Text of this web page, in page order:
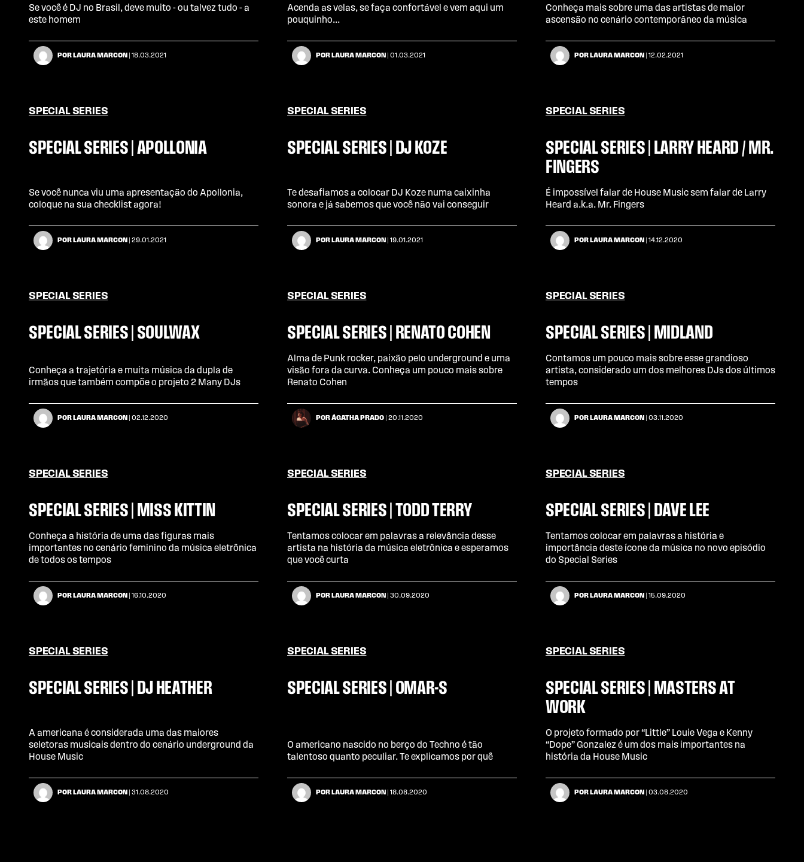
Se você é DJ no Brasil, deve muito - ou talvez tudo - a
este homem
POR LAURA MARCON | 18.03.2021
Acenda as velas, se faça confortável e vem aqui um
pouquinho...
POR LAURA MARCON | 01.03.2021
Conheça mais sobre uma das artistas de maior
ascensão no cenário contemporâneo da música
POR LAURA MARCON | 12.02.2021
SPECIAL SERIES
SPECIAL SERIES | APOLLONIA
Se você nunca viu uma apresentação do Apollonia,
coloque na sua checklist agora!
POR LAURA MARCON | 29.01.2021
SPECIAL SERIES
SPECIAL SERIES | DJ KOZE
Te desafiamos a colocar DJ Koze numa caixinha
sonora e já sabemos que você não vai conseguir
POR LAURA MARCON | 19.01.2021
SPECIAL SERIES
SPECIAL SERIES | LARRY HEARD / MR.
FINGERS
É impossível falar de House Music sem falar de Larry
Heard a.k.a. Mr. Fingers
POR LAURA MARCON | 14.12.2020
SPECIAL SERIES
SPECIAL SERIES | SOULWAX
Conheça a trajetória e muita música da dupla de
irmãos que também compõe o projeto 2 Many DJs
POR LAURA MARCON | 02.12.2020
SPECIAL SERIES
SPECIAL SERIES | RENATO COHEN
Alma de Punk rocker, paixão pelo underground e uma
visão fora da curva. Conheça um pouco mais sobre
Renato Cohen
POR ÁGATHA PRADO | 20.11.2020
SPECIAL SERIES
SPECIAL SERIES | MIDLAND
Contamos um pouco mais sobre esse grandioso
artista, considerado um dos melhores DJs dos últimos
tempos
POR LAURA MARCON | 03.11.2020
SPECIAL SERIES
SPECIAL SERIES | MISS KITTIN
Conheça a história de uma das figuras mais
importantes no cenário feminino da música eletrônica
de todos os tempos
POR LAURA MARCON | 16.10.2020
SPECIAL SERIES
SPECIAL SERIES | TODD TERRY
Tentamos colocar em palavras a relevância desse
artista na história da música eletrônica e esperamos
que você curta
POR LAURA MARCON | 30.09.2020
SPECIAL SERIES
SPECIAL SERIES | DAVE LEE
Tentamos colocar em palavras a história e
importância deste ícone da música no novo episódio
do Special Series
POR LAURA MARCON | 15.09.2020
SPECIAL SERIES
SPECIAL SERIES | DJ HEATHER
A americana é considerada uma das maiores
seletoras musicais dentro do cenário underground da
House Music
POR LAURA MARCON | 31.08.2020
SPECIAL SERIES
SPECIAL SERIES | OMAR-S
O americano nascido no berço do Techno é tão
talentoso quanto peculiar. Te explicamos por quê
POR LAURA MARCON | 18.08.2020
SPECIAL SERIES
SPECIAL SERIES | MASTERS AT
WORK
O projeto formado por “Little” Louie Vega e Kenny
“Dope” Gonzalez é um dos mais importantes na
história da House Music
POR LAURA MARCON | 03.08.2020